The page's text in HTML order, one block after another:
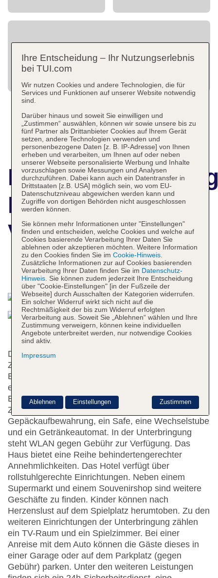
Hilton Helsinki
Vantaa Airport
Das bietet Ihre Unterkunft
Das Hotel mit einem Aufzug verfügt über 246
Zimmer. An der 24-Stunden-Rezeption im
Empfangsbereich werden die Gäste vom
englischsprachigen Personal herzlich begrüßt. Das
Ein- und Auschecken ist rund um die Uhr möglich.
Zur Einrichtung gehören eine
Gepäckaufbewahrung, ein Safe, eine Wechselstube
und ein Getränkeautomat. In der Unterbringung
steht WLAN gegen Gebühr zur Verfügung. Das
Haus bietet eine Reihe behindertengerechter
Annehmlichkeiten. Das Hotel verfügt über
rollstuhlgerechte Einrichtungen. Neben einem
Supermarkt und einem Souvenirshop sind weitere
Geschäfte zu finden. Kinder können nach
Herzenslust auf dem Spielplatz herumtoben. Zu den
weiteren Einrichtungen der Unterbringung zählen
ein TV-Raum und ein Spielzimmer. Bei einer
Anreise mit dem Auto können die Gäste dieses in
einer Garage oder auf dem Parkplatz (gegen
Gebühr) parken. Unter den weiteren Leistungen
Ihre Entscheidung – Ihr Nutzungserlebnis
bei TUI.com
Wir nutzen Cookies und andere Technologien, die für
Services und Funktionen auf unserer Website notwendig
sind.
Darüber hinaus und soweit Sie einwilligen und
„Zustimmen“ auswählen, können wir sowie unsere bis zu
fünf Partner als Drittanbieter Cookies auf Ihrem Gerät
setzen, andere Technologien verwenden und
personenbezogene Daten [z. B. IP-Adresse] von Ihnen
erheben und verarbeiten, um Ihnen auf oder neben
unserer Webseite personalisierte Werbung und Inhalte
vorzuschlagen sowie Messungen und Analysen
durchzuführen. Dabei kann auch ein Datentransfer in
Drittstaaten [z.B. USA] möglich sein, wo vom EU-
Datenschutzniveau abgewichen werden kann und
Zugriffe von dortigen Behörden nicht ausgeschlossen
werden können.
Sie können mehr Informationen unter "Einstellungen"
finden und entscheiden, welche Cookies und welche auf
Cookies basierende Verarbeitung Ihrer Daten Sie
ablehnen oder akzeptieren möchten. Weitere Information
zu den Cookies finden Sie im Cookie-Hinweis.
Zusätzliche Informationen zur auf Cookies basierenden
Verarbeitung Ihrer Daten finden Sie im Datenschutz-
Hinweis. Sie können zudem jederzeit Ihre Entscheidung
über "Cookie-Einstellungen" [in der Fußzeile der
Webseite] durch Ausschalten der Kategorien widerrufen.
Ein solcher Widerruf wirkt sich nicht auf die
Rechtmäßigkeit der bis zum Widerruf erfolgten
Verarbeitung aus. Soweit Sie „Ablehnen“ wählen und Ihre
Zustimmung verweigern, können keine individuellen
Angebote unterbreitet werden, nur notwendige Cookies
sind aktiv.
Impressum
Zustimmen
Ablehnen Einstellungen